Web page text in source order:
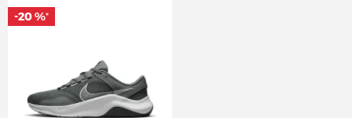
-20 %*